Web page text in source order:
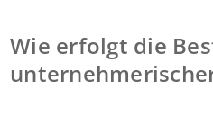
Wie erfolgt die